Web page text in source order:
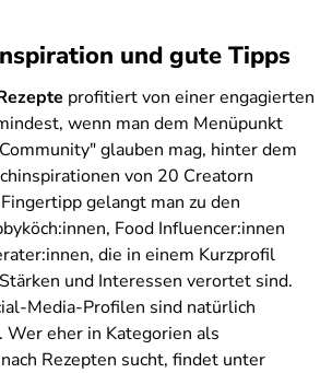
und gute Tipps
profitiert von einer engagierten
wenn man dem Menüpunkt
glauben mag, hinter dem
von 20 Creatorn
gelangt man zu den
Food Influencer:innen
die in einem Kurzprofil
und Interessen verortet sind.
Media-Profilen sind natürlich
eher in Kategorien als
Rezepten sucht, findet unter